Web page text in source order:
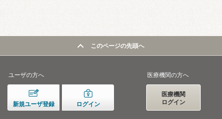
このページの先頭へ
ユーザの方へ
新規ユーザ登録 ログイン
医療機関の方へ
医療機関
ログイン